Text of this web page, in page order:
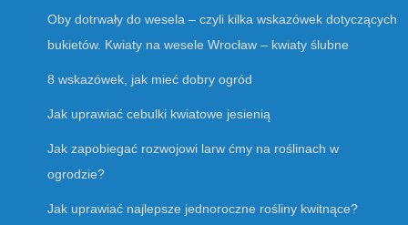
Oby dotrwały do wesela – czyli kilka wskazówek dotyczących
bukietów. Kwiaty na wesele Wrocław – kwiaty ślubne
8 wskazówek, jak mieć dobry ogród
Jak uprawiać cebulki kwiatowe jesienią
Jak zapobiegać rozwojowi larw ćmy na roślinach w
ogrodzie?
Jak uprawiać najlepsze jednoroczne rośliny kwitnące?